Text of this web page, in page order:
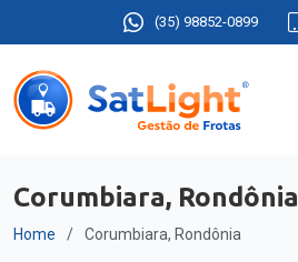
(35) 98852-0899
Corumbiara, Rondônia
Home Corumbiara, Rondônia